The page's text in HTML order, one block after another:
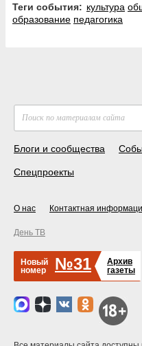
Теги события: культура
образование педагогика
Блоги и сообщества
Спецпроекты
О нас Контактная
День ТВ
Новый
номер
№31
Архив
газеты